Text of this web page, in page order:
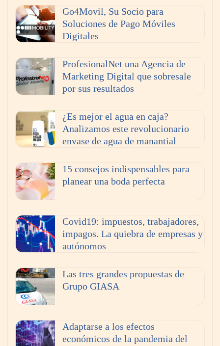
Go4Movil, Su Socio para
Soluciones de Pago Móviles
Digitales
ProfesionalNet una Agencia de
Marketing Digital que sobresale
por sus resultados
¿Es mejor el agua en caja?
Analizamos este revolucionario
envase de agua de manantial
15 consejos indispensables para
planear una boda perfecta
Covid19: impuestos, trabajadores,
impagos. La quiebra de empresas y
autónomos
Las tres grandes propuestas de
Grupo GIASA
Adaptarse a los efectos
económicos de la pandemia del